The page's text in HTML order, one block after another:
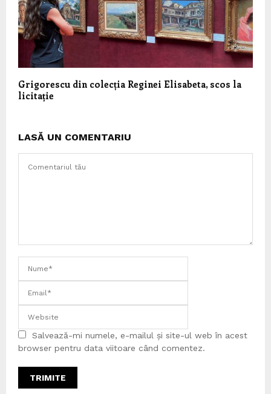
Grigorescu din colecția Reginei Elisabeta, scos la
licitație
LASĂ UN COMENTARIU
Salvează-mi numele, e-mailul și site-ul web în acest
browser pentru data viitoare când comentez.